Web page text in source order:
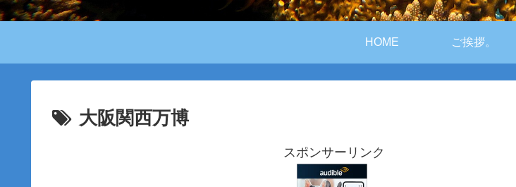
HOME ご挨拶。
大阪関西万博
スポンサーリンク